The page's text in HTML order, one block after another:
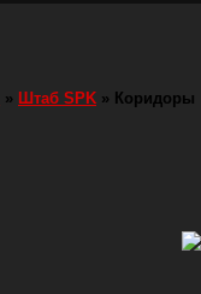
» Штаб SPK » Коридоры